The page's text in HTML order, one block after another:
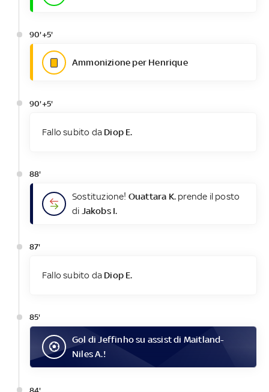
90'+5'
Ammonizione per Henrique
90'+5'
Fallo subito da Diop E.
88'
Sostituzione! Ouattara K. prende il posto
di Jakobs I.
87'
Fallo subito da Diop E.
85'
Gol di Jeffinhosu assist di Maitland-
Niles A.!